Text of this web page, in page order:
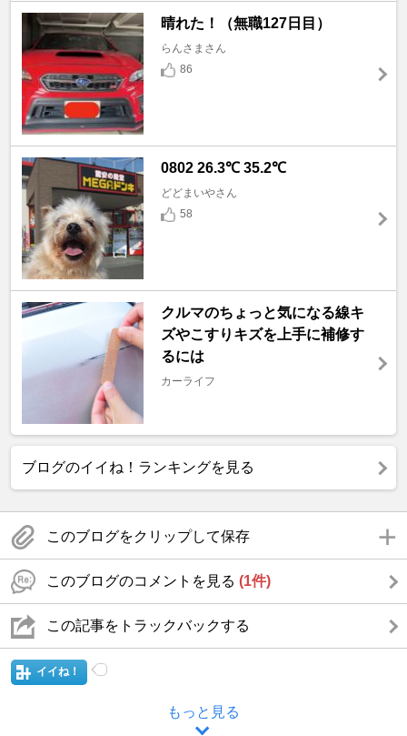
晴れた！（無職127日目）
らんさまさん
86
0802 26.3℃ 35.2℃
どどまいやさん
58
クルマのちょっと気になる線キ
ズやこすりキズを上手に補修す
るには
カーライフ
ブログのイイね！ランキングを見る
このブログをクリップして保存
このブログのコメントを見る (1件)
この記事をトラックバックする
イイね！
もっと見る